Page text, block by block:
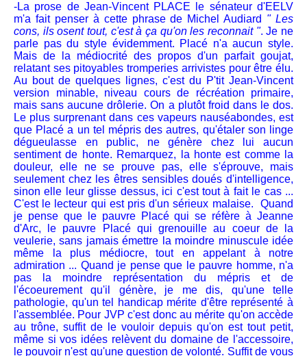
-La prose de Jean-Vincent PLACE le sénateur d'EELV
m'a fait penser à cette phrase de Michel Audiard " Les
cons, ils osent tout, c'est à ça qu'on les reconnait ". Je ne
parle pas du style évidemment. Placé n'a aucun style.
Mais de la médiocrité des propos d'un parfait goujat,
relatant ses pitoyables tromperies arrivistes pour être élu.
Au bout de quelques lignes, c'est du P'tit Jean-Vincent
version minable, niveau cours de récréation primaire,
mais sans aucune drôlerie. On a plutôt froid dans le dos.
Le plus surprenant dans ces vapeurs nauséabondes, est
que Placé a un tel mépris des autres, qu'étaler son linge
dégueulasse en public, ne génère chez lui aucun
sentiment de honte. Remarquez, la honte est comme la
douleur, elle ne se prouve pas, elle s'éprouve, mais
seulement chez les êtres sensibles doués d'intelligence,
sinon elle leur glisse dessus, ici c'est tout à fait le cas ...
C'est le lecteur qui est pris d'un sérieux malaise. Quand
je pense que le pauvre Placé qui se réfère à Jeanne
d'Arc, le pauvre Placé qui grenouille au coeur de la
veulerie, sans jamais émettre la moindre minuscule idée
même la plus médiocre, tout en appelant à notre
admiration ... Quand je pense que le pauvre homme, n'a
pas la moindre représentation du mépris et de
l'écoeurement qu'il génère, je me dis, qu'une telle
pathologie, qu'un tel handicap mérite d'être représenté à
l'assemblée. Pour JVP c'est donc au mérite qu'on accède
au trône, suffit de le vouloir depuis qu'on est tout petit,
même si vos idées relèvent du domaine de l'accessoire,
le pouvoir n'est qu'une question de volonté. Suffit de vous